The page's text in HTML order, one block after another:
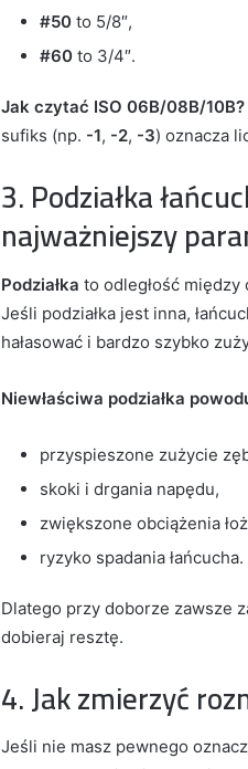
#50 to 5/8″,
#60 to 3/4″.
Jak czytać ISO 06B/08B/10B?
sufiks (np. -1, -2, -3) oznacza
3. Podziałka
najważniejszy
Podziałka to odległość między
Jeśli podziałka jest inna,
hałasować i bardzo szybko
Niewłaściwa podziałka
przyspieszone zużycie
skoki i drgania napędu,
zwiększone obciążenia
ryzyko spadania łańcucha.
Dlatego przy doborze zawsze
dobieraj resztę.
4. Jak zmierzyć
Jeśli nie masz pewnego